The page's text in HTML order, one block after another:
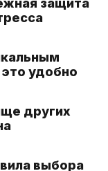
защита
удобно
других
выбора